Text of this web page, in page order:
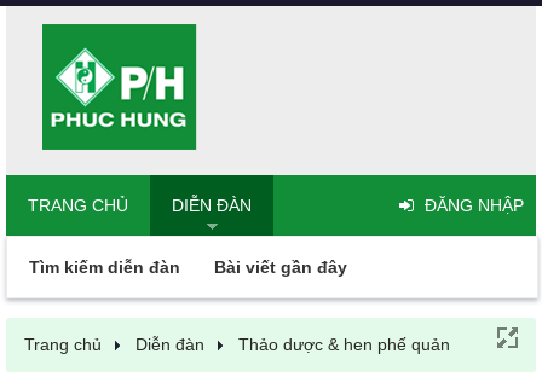
Trang chủ Diễn đàn Thảo dược & hen phế quản
TRANG CHỦ DIỄN ĐÀN
Tìm kiếm diễn đàn Bài viết gần đây
ĐĂNG NHẬP